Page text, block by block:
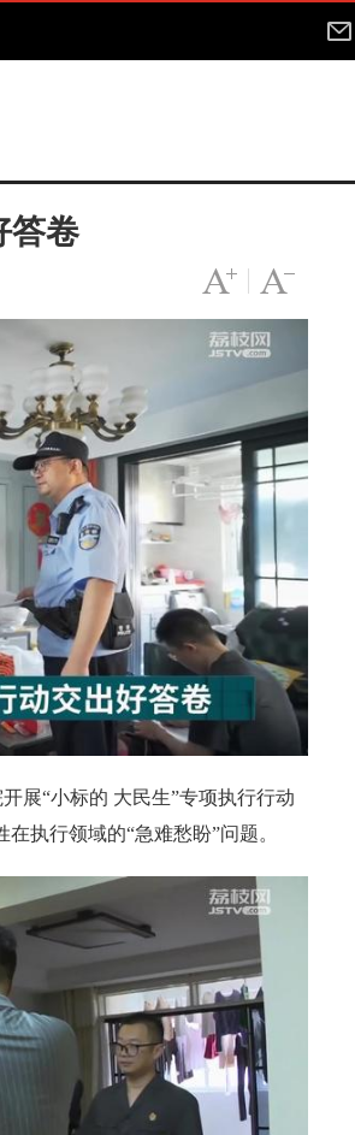
答卷
字号变小
展“小标的 大民生”专项执行行动
执行领域的“急难愁盼”问题。